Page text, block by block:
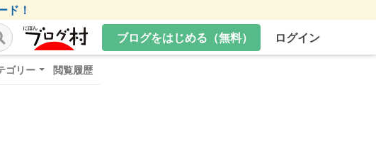
ド！
ブログをはじめる（無料）
ログイン
ゴリー 閲覧履歴